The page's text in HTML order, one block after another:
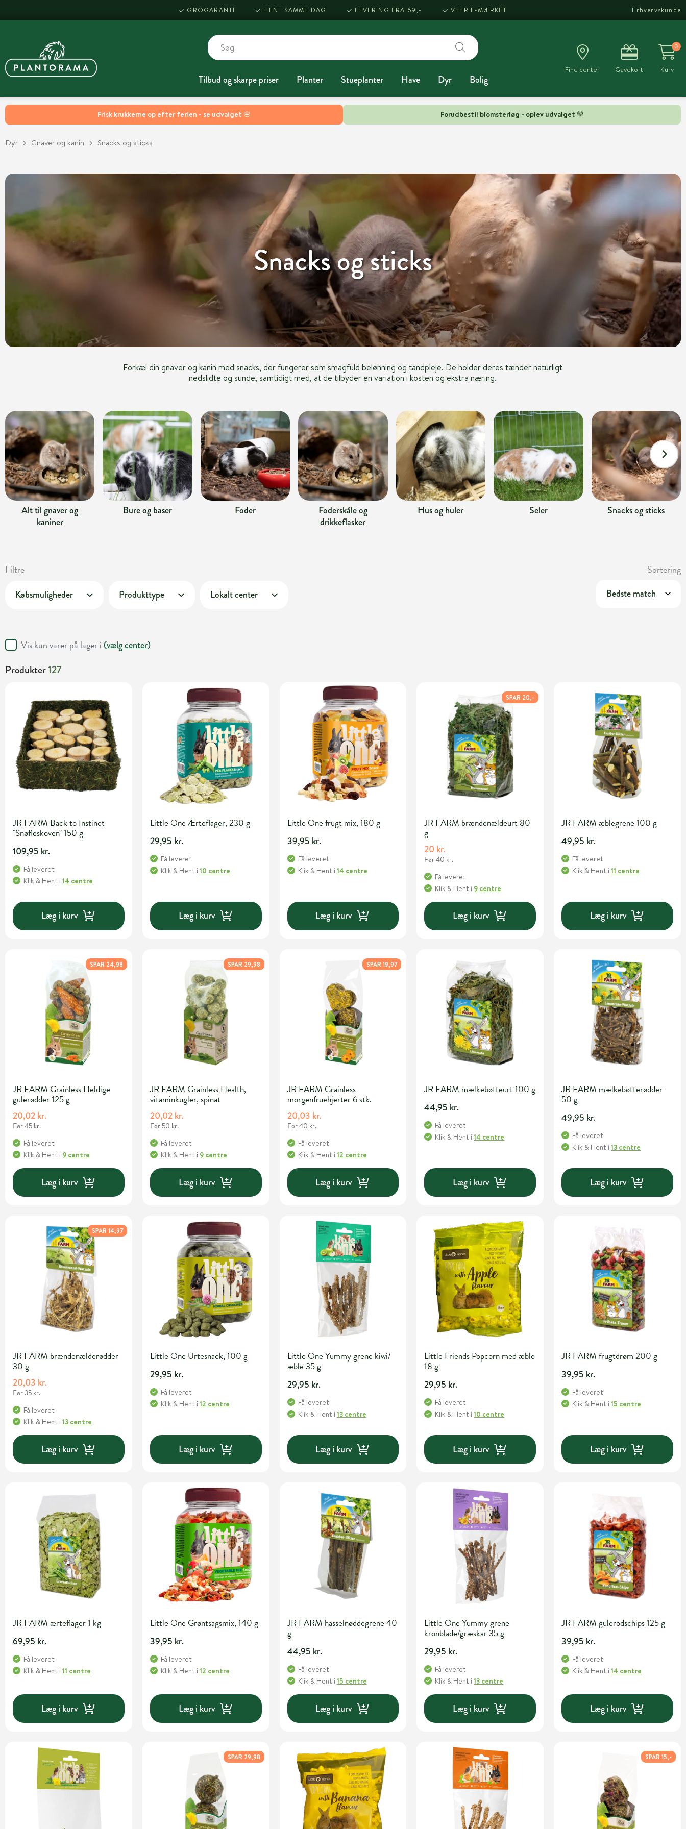
Frisk krukkerne op efter ferien - se udvalget 🌸 Forudbestil blomsterløg - oplev udvalget 💚
GROGARANTI HENT SAMME DAG LEVERING FRA 69,- VI ER E-MÆRKET Erhvervskunde
Tilbud og skarpe priser Planter Stueplanter Have Dyr Bolig
Find center Gavekort
0
Kurv
Dyr Gnaver og kanin Snacks og sticks
Snacks og sticks
Forkæl din gnaver og kanin med snacks, der fungerer som smagfuld belønning og tandpleje. De holder deres tænder naturligt
nedslidte og sunde, samtidigt med, at de tilbyder en variation i kosten og ekstra næring.
Alt til gnaver og
kaniner
Bure og baser Foder
Foderskåle og
drikkeflasker
Hus og huler Seler Snacks og sticks
Filtre Sortering
Købsmuligheder Produkttype Lokalt center
Vis kun varer på lager i (vælg center)
Produkter127
JR FARM Back to Instinct
"Snøfleskoven" 150 g
109,95 kr.
Få leveret
Klik & Hent i 14 centre
Læg i kurv
Little One Ærteflager, 230 g
29,95 kr.
Få leveret
Klik & Hent i 10 centre
Læg i kurv
Little One frugt mix, 180 g
39,95 kr.
Få leveret
Klik & Hent i 14 centre
Læg i kurv
SPAR 20,-
JR FARM brændenældeurt 80
g
20 kr.
Før 40 kr.
Få leveret
Klik & Hent i 9 centre
Læg i kurv
JR FARM æblegrene 100 g
49,95 kr.
Få leveret
Klik & Hent i11 centre
Læg i kurv
SPAR 24,98
JR FARM Grainless Heldige
gulerødder 125 g
20,02 kr.
Før 45 kr.
Få leveret
Klik & Hent i 9 centre
Læg i kurv
SPAR 29,98
JR FARM Grainless Health,
vitaminkugler, spinat
20,02 kr.
Før 50 kr.
Få leveret
Klik & Hent i 9 centre
Læg i kurv
SPAR 19,97
JR FARM Grainless
morgenfruehjerter 6 stk.
20,03 kr.
Før 40 kr.
Få leveret
Klik & Hent i 12 centre
Læg i kurv
JR FARM mælkebøtteurt 100 g
44,95 kr.
Få leveret
Klik & Hent i14 centre
Læg i kurv
JR FARM mælkebøtterødder
50 g
49,95 kr.
Få leveret
Klik & Hent i13 centre
Læg i kurv
SPAR 14,97
JR FARM brændenælderødder
30 g
20,03 kr.
Før 35 kr.
Få leveret
Klik & Hent i 13 centre
Læg i kurv
Little One Urtesnack, 100 g
29,95 kr.
Få leveret
Klik & Hent i 12 centre
Læg i kurv
Little One Yummy grene kiwi/
æble 35 g
29,95 kr.
Få leveret
Klik & Hent i 13 centre
Læg i kurv
Little Friends Popcorn med æble
18 g
29,95 kr.
Få leveret
Klik & Hent i10 centre
Læg i kurv
JR FARM frugtdrøm 200 g
39,95 kr.
Få leveret
Klik & Hent i15 centre
Læg i kurv
JR FARM ærteflager 1 kg
69,95 kr.
Få leveret
Klik & Hent i 11 centre
Læg i kurv
Little One Grøntsagsmix, 140 g
39,95 kr.
Få leveret
Klik & Hent i 12 centre
Læg i kurv
JR FARM hasselnøddegrene 40
g
44,95 kr.
Få leveret
Klik & Hent i 15 centre
Læg i kurv
Little One Yummy grene
kronblade/græskar 35 g
29,95 kr.
Få leveret
Klik & Hent i13 centre
Læg i kurv
JR FARM gulerodschips 125 g
39,95 kr.
Få leveret
Klik & Hent i14 centre
Læg i kurv
SPAR 29,98 SPAR 15,-